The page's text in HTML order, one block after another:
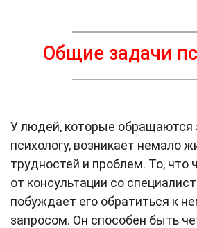
Общие задачи
У людей, которые
психологу, возникает немало
трудностей и проблем. То, что
от консультации со
побуждает его обратиться к
запросом. Он способен быть